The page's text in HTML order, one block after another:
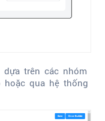
trên các nhóm
qua hệ thống